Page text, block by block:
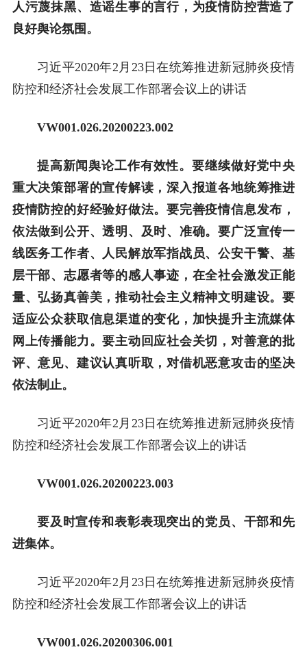
人污蔑抹黑、造谣生事的言行，为疫情防控营造了
良好舆论氛围。
习近平2020年2月23日在统筹推进新冠肺炎疫情
防控和经济社会发展工作部署会议上的讲话
VW001.026.20200223.002
提高新闻舆论工作有效性。要继续做好党中央
重大决策部署的宣传解读，深入报道各地统筹推进
疫情防控的好经验好做法。要完善疫情信息发布，
依法做到公开、透明、及时、准确。要广泛宣传一
线医务工作者、人民解放军指战员、公安干警、基
层干部、志愿者等的感人事迹，在全社会激发正能
量、弘扬真善美，推动社会主义精神文明建设。要
适应公众获取信息渠道的变化，加快提升主流媒体
网上传播能力。要主动回应社会关切，对善意的批
评、意见、建议认真听取，对借机恶意攻击的坚决
依法制止。
习近平2020年2月23日在统筹推进新冠肺炎疫情
防控和经济社会发展工作部署会议上的讲话
VW001.026.20200223.003
要及时宣传和表彰表现突出的党员、干部和先
进集体。
习近平2020年2月23日在统筹推进新冠肺炎疫情
防控和经济社会发展工作部署会议上的讲话
VW001.026.20200306.001